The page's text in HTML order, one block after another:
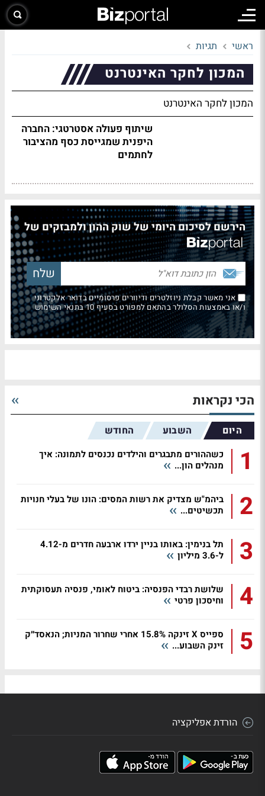
ראשי תגיות
המכון לחקר האינטרנט
המכון לחקר האינטרנט
שיתוף פעולה אסטרטגי: החברה
היפנית שמגייסת כסף מהציבור
לחתמים
הירשם לסיכום היומי של שוק ההון ולמבזקים של
אני מאשר קבלת ניוזלטרים ודיוורים פרסומיים בדואר אלקטרוני
ו/או באמצעות הסלולר בהתאם למפורט בסעיף 10 בתנאי השימוש
הכי נקראות
היום השבוע החודש
1
כשההורים מתבגרים והילדים נכנסים לתמונה: איך
מנהלים הון...
2
ביהמ"ש מצדיק את רשות המסים: הונו של בעלי חנויות
תכשיטים...
3
תל בנימין: באותו בניין ירדו ארבעה חדרים מ-4.12
ל-3.6 מיליון
4
שלושת רבדי הפנסיה: ביטוח לאומי, פנסיה תעסוקתית
וחיסכון פרטי
5
ספייס X זינקה 15.8% אחרי שחרור המניות; הנאסד״ק
זינק השבוע...
הורדת אפליקציה